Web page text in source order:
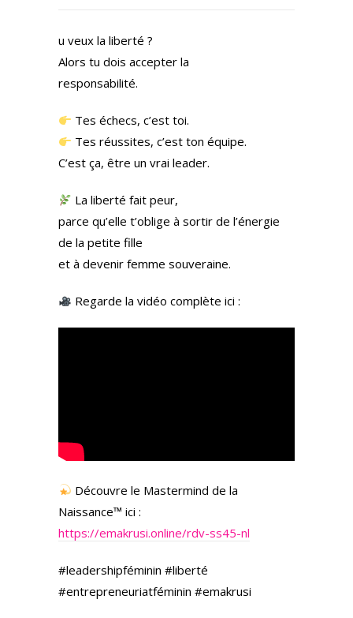
u veux la liberté ?
Alors tu dois accepter la
responsabilité.
Tes échecs, c’est toi.
Tes réussites, c’est ton équipe.
C’est ça, être un vrai leader.
La liberté fait peur,
parce qu’elle t’oblige à sortir de l’énergie
de la petite fille
et à devenir femme souveraine.
Regarde la vidéo complète ici :
Découvre le Mastermind de la
Naissance™ ici :
https://emakrusi.online/rdv-ss45-nl
#leadershipféminin #liberté
#entrepreneuriatféminin #emakrusi